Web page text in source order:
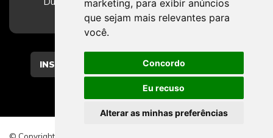
marketing, para exibir anúncios
que sejam mais relevantes para
você.
Concordo
Eu recuso
Alterar as minhas preferências